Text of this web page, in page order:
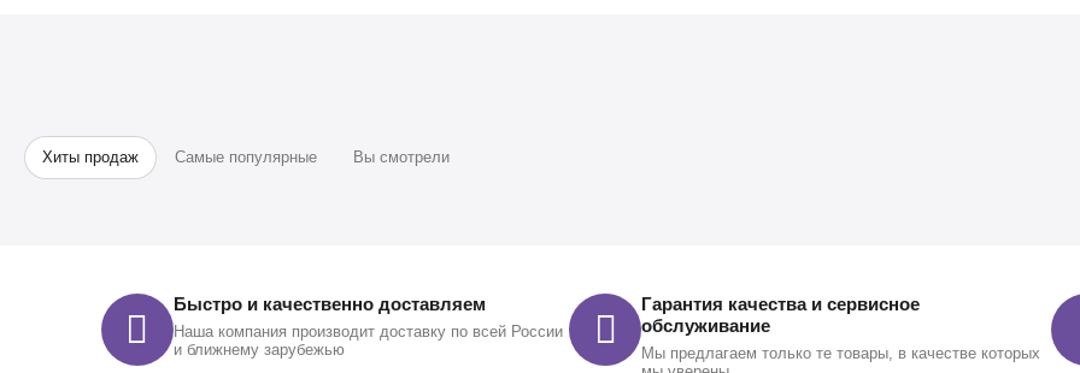
Хиты продаж Самые популярные Вы смотрели
Быстро и качественно доставляем
Наша компания производит доставку по всей России
и ближнему зарубежью
Гарантия качества и сервисное
обслуживание
Мы предлагаем только те товары, в качестве которых